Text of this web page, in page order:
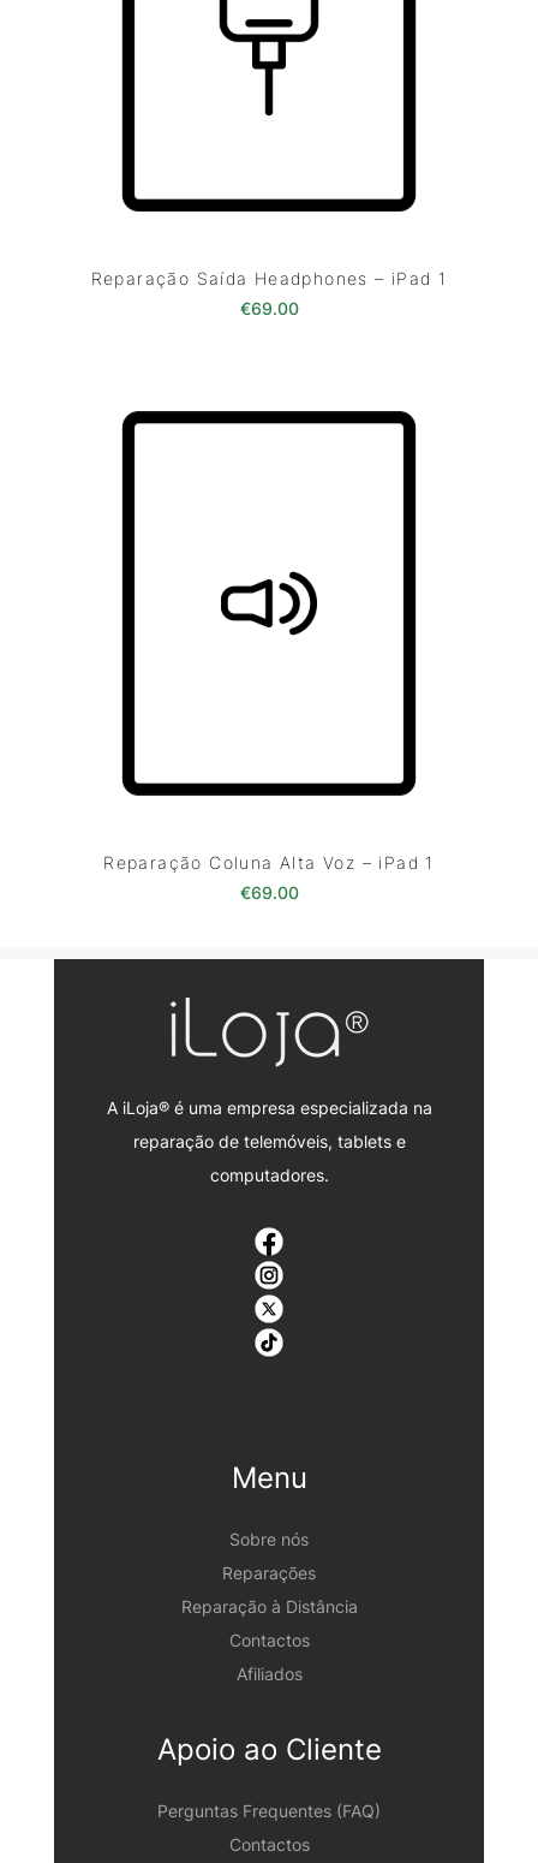
Reparação Saída Headphones – iPad 1
€69.00
Reparação Coluna Alta Voz – iPad 1
€69.00
A iLoja® é uma empresa especializada na
reparação de telemóveis, tablets e
computadores.
Menu
Sobre nós
Reparações
Reparação à Distância
Contactos
Afiliados
Apoio ao Cliente
Perguntas Frequentes (FAQ)
Contactos